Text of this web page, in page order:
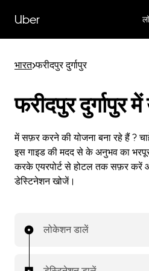
सामग्री
पर
Uber
भारत>फरीदपुर दुर्गापुर
फरीदपुर दुर्गापुर
में सफ़र करने की योजना बना रहे हैं ?
इस गाइड की मदद से के अनुभव का
करके एयरपोर्ट से होटल तक सफ़र करें
डेस्टिनेशन खोजें।
लोकेशन डालें